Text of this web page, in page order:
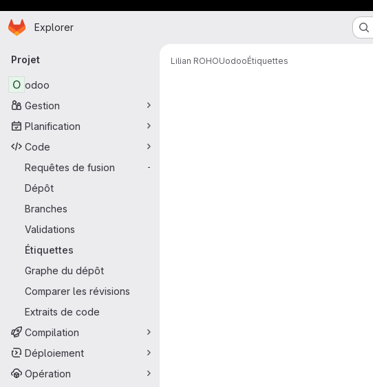
Passer au contenu principal
Page d'accueil
Explorer
Navigation principale
Projet
O odoo
Gestion
Planification
Code
Requêtes de fusion
-
Dépôt
Branches
Validations
Étiquettes
Graphe du dépôt
Comparer les révisions
Extraits de code
Compilation
Déploiement
Opération
Lilian ROHOUodooÉtiquettes